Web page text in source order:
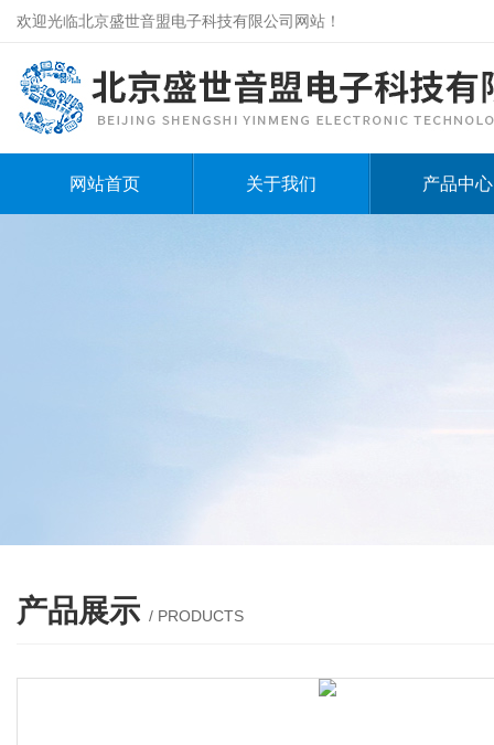
欢迎光临北京盛世音盟电子科技有限公司网站！
网站首页 关于我们 产品中心
产品展示 / PRODUCTS